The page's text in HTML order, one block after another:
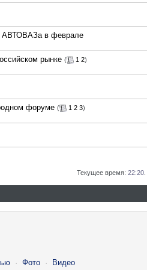
АВТОВАЗа в феврале
рынке ( 1 2)
форуме ( 1 2 3)
Текущее время: 22:20
· Фото · Видео